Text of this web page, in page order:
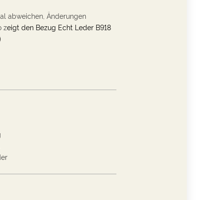
abweichen, Änderungen
zeigt den Bezug Echt Leder B918